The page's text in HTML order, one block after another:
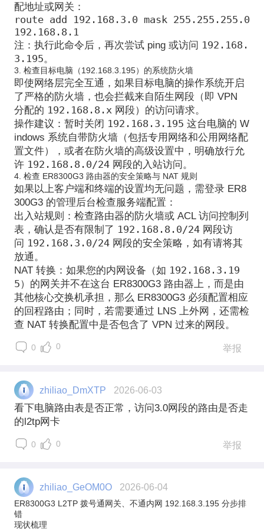
配地址或网关：
route add 192.168.3.0 mask 255.255.255.0
192.168.8.1
注：执行此命令后，再次尝试 ping 或访问 192.168.
3.195。
3. 检查目标电脑（192.168.3.195）的系统防火墙
即使网络层完全互通，如果目标电脑的操作系统开启
了严格的防火墙，也会拦截来自陌生网段（即 VPN
分配的 192.168.8.x网段）的访问请求。
操作建议 ：暂时关闭 192.168.3.195 这台电脑的 W
indows 系统自带防火墙（包括专用网络和公用网络配
置文件），或者在防火墙的高级设置中，明确放行允
许 192.168.8.0/24网段的入站访问。
4. 检查 ER8300G3 路由器的安全策略与 NAT 规则
如果以上客户端和终端的设置均无问题，需登录 ER8
300G3 的管理后台检查服务端配置：
出入站规则 ：检查路由器的防火墙或 ACL 访问控制列
表，确认是否有限制了 192.168.8.0/24网段访
问 192.168.3.0/24网段的安全策略，如有请将其
放通。
NAT 转换 ：如果您的内网设备（如 192.168.3.19
5）的网关并不在这台 ER8300G3 路由器上，而是由
其他核心交换机承担，那么 ER8300G3 必须配置相应
的回程路由；同时，若需要通过 LNS 上外网，还需检
查 NAT 转换配置中是否包含了 VPN 过来的网段。
0 0 举报
zhiliao_DmXTP 2026-06-03
看下电脑路由表是否正常，访问3.0网段的路由是否走
的l2tp网卡
0 0 举报
zhiliao_GeOM0O 2026-06-04
ER8300G3 L2TP 拨号通网关、不通内网 192.168.3.195 分步排
错
现状梳理